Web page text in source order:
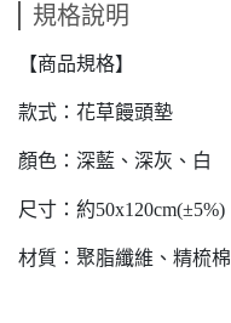
規格說明
【商品規格】
款式：花草饅頭墊
顏色：深藍、深灰、白
尺寸：約50x120cm(±5%)
材質：聚脂纖維、精梳棉